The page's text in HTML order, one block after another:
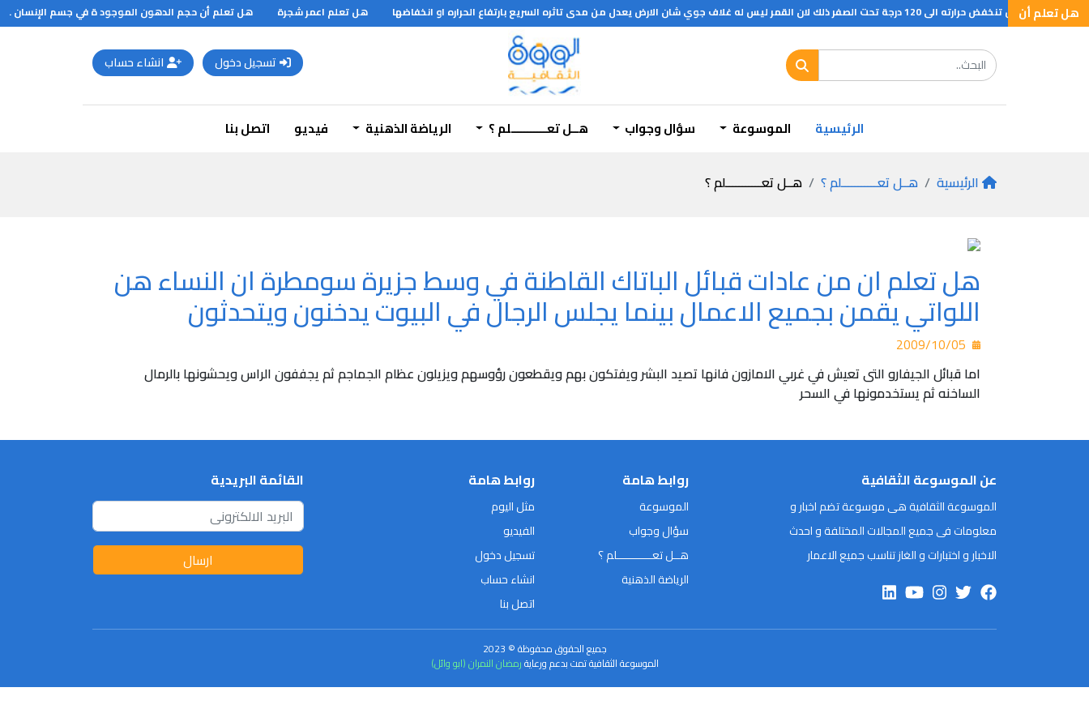
هل تعلم أن هل تعلم اعمر شجرة هل تعلم أن حجم الدهون الموجود ة في جسم الإنسان .. ؟
تسجيل دخول انشاء حساب
الرئيسية الموسوعة سؤال وجواب هــل تعـــــــــــلم ؟ الرياضة الذهنية فيديو اتصل بنا
الرئيسية هــل تعـــــــــــلم ؟ هــل تعـــــــــــلم ؟
هل تعلم ان من عادات قبائل الباتاك القاطنة في وسط جزيرة سومطرة ان النساء هن
اللواتي يقمن بجميع الاعمال بينما يجلس الرجال في البيوت يدخنون ويتحدثون
اما قبائل الجيفارو التى تعيش في غربي الامازون فانها تصيد البشر ويفتكون بهم ويقطعون رؤوسهم ويزيلون عظام الجماجم ثم يجففون الراس ويحشونها بالرمال
الساخنه ثم يستخدمونها في السحر
عن الموسوعة الثقافية
الموسوعة الثقافية هى موسوعة تضم اخبار و
معلومات فى جميع المجالات المختلفة و احدث
الاخبار و اختبارات و الغاز تناسب جميع الاعمار
روابط هامة
الموسوعة
سؤال وجواب
هــل تعـــــــــــلم ؟
الرياضة الذهنية
روابط هامة
مثل اليوم
الفيديو
تسجيل دخول
انشاء حساب
اتصل بنا
القائمة البريدية
ارسال
جميع الحقوق محفوظة © 2023
الموسوعة الثقافية تمت بدعم ورعايةرمضان النمران (ابو وائل)